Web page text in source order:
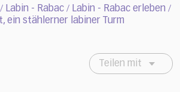
/ Labin - Rabac / Labin - Rabac erleben /
ein stählerner labiner Turm
Teilen mit